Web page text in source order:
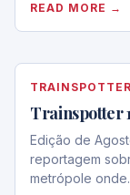
READ MORE →
Trainspotter
Edição de
reportagem
metrópole